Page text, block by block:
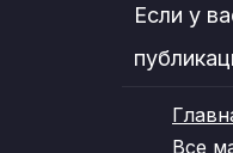
Если у
Все